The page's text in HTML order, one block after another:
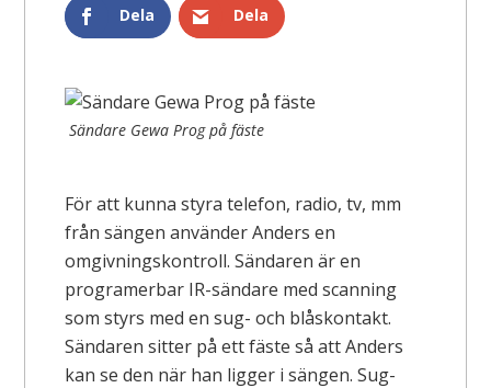
Dela Dela
Sändare Gewa Prog på fäste
För att kunna styra telefon, radio, tv, mm
från sängen använder Anders en
omgivningskontroll. Sändaren är en
programerbar IR-sändare med scanning
som styrs med en sug- och blåskontakt.
Sändaren sitter på ett fäste så att Anders
kan se den när han ligger i sängen. Sug-